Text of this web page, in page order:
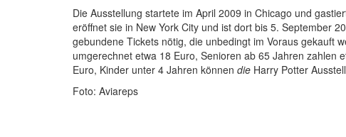
Die Ausstellung startete im April 2009 in Chicago und
eröffnet sie in New York City und ist dort bis 5. September
gebundene Tickets nötig, die unbedingt im Voraus gekauft
umgerechnet etwa 18 Euro, Senioren ab 65 Jahren zahlen
Euro, Kinder unter 4 Jahren können die Harry Potter
Foto: Aviareps